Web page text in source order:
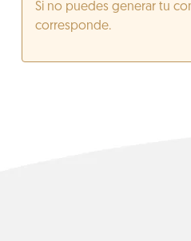
Si no puedes generar tu
corresponde.